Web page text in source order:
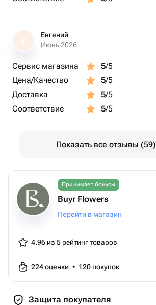
Е
Евгений
Июнь 2026
Сервис магазина 5/5
Цена/Качество
5/5
Доставка
5/5
Соответствие
5/5
Показать все отзывы (59)
Принимает бонусы
Buyr Flowers
Перейти в магазин
4.96 из 5 рейтинг товаров
224оценки • 120 покупок
Защита покупателя